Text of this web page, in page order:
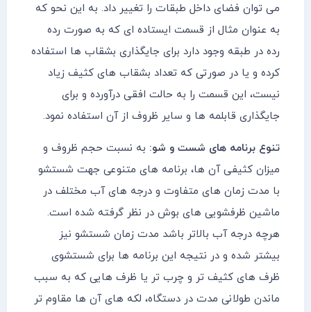
می توان فضای داخل طبقات را تغییر داد. به این نحو که
به عنوان مثال از قسمت ایستاده ای که به صورت رده
رده در طبقه وجود دارد برای جایگذاری بشقاب ها استفاده
کرده و یا در صورتی که تعداد بشقاب های کثیف زیاد
نیست، این قسمت را به حالت افقی درآورده و برای
جایگذاری قابلمه ها و سایر ظروف از آن استفاده نمود.
تنوع برنامه های شست و شو: به نسبت حجم ظروف و
میزان کثیفی آن ها، برنامه های متنوعی جهت شستشو
با مدت زمان های متفاوت و درجه های آب مختلف در
ماشین ظرفشویی های بوش در نظر گرفته شده است.
هرچه درجه آب بالاتر باشد مدت زمان شستشو نیز
بیشتر شده و در نتیجه این برنامه ها برای شستشوی
ظرف های کثیف تر و چرب تر یا ظرف هایی که به سبب
ماندن طولانی مدت در دستگاه، لکه های آن ها مقاوم تر